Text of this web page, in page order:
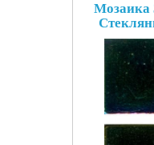
Мозаика